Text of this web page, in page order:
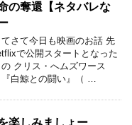
の奪還【ネタバレな
さて今日も映画のお話 先
で公開スタートとなった
クリス・へムズワース
『白鯨との闘い』（ …
楽しみましょー